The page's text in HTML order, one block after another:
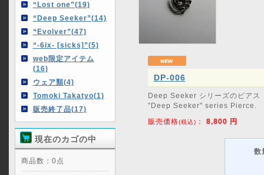
“Lost one”(19)
“Deep Seeker”(14)
“Evolver”(47)
“-6ix- [sicks]”(5)
web限定アイテム
(16)
ウェア類(4)
Tomoki Takatyo(1)
販売終了品(17)
現在のカゴの中
商品数：0点
DP-006
Deep Seeker シリーズのピアス
"Deep Seeker" series Pierce.
販売価格(税込) ： 8,800 円
数